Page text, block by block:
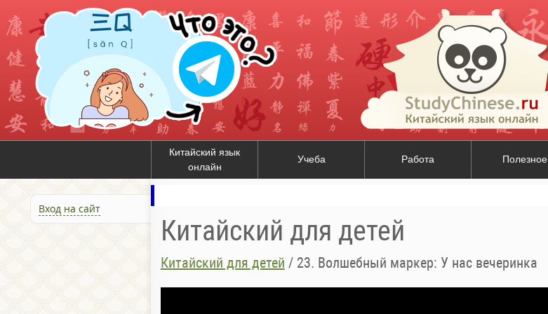
Китайский язык
онлайн
Учеба Работа Полезное
Вход на сайт
Китайский для детей
Китайский для детей / 23. Волшебный маркер: У нас вечеринка